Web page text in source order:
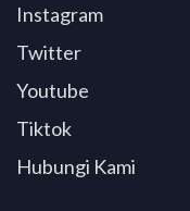
Instagram
Twitter
Youtube
Tiktok
Hubungi Kami